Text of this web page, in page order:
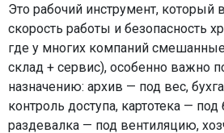
Это рабочий инструмент, который
скорость работы и безопасность
где у многих компаний
склад + сервис), особенно важно
назначению: архив — под вес,
контроль доступа, картотека —
раздевалка — под вентиляцию,